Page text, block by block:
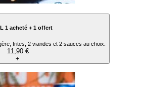
1 acheté + 1 offert
frites, 2 viandes et 2 sauces au choix.
11,90 €
+